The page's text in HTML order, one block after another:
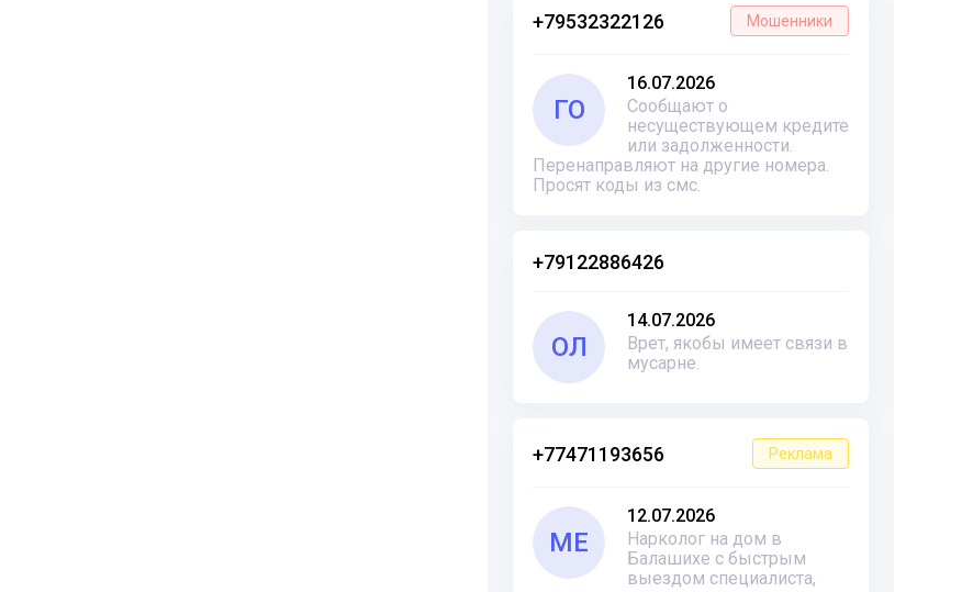
+79532322126 Мошенники
ГО
16.07.2026
Сообщают о
несуществующем кредите
или задолженности.
Перенаправляют на другие номера.
Просят коды из смс.
+79122886426
ОЛ
14.07.2026
Врет, якобы имеет связи в
мусарне.
+77471193656 Реклама
ME
12.07.2026
Нарколог на дом в
Балашихе с быстрым
выездом специалиста,